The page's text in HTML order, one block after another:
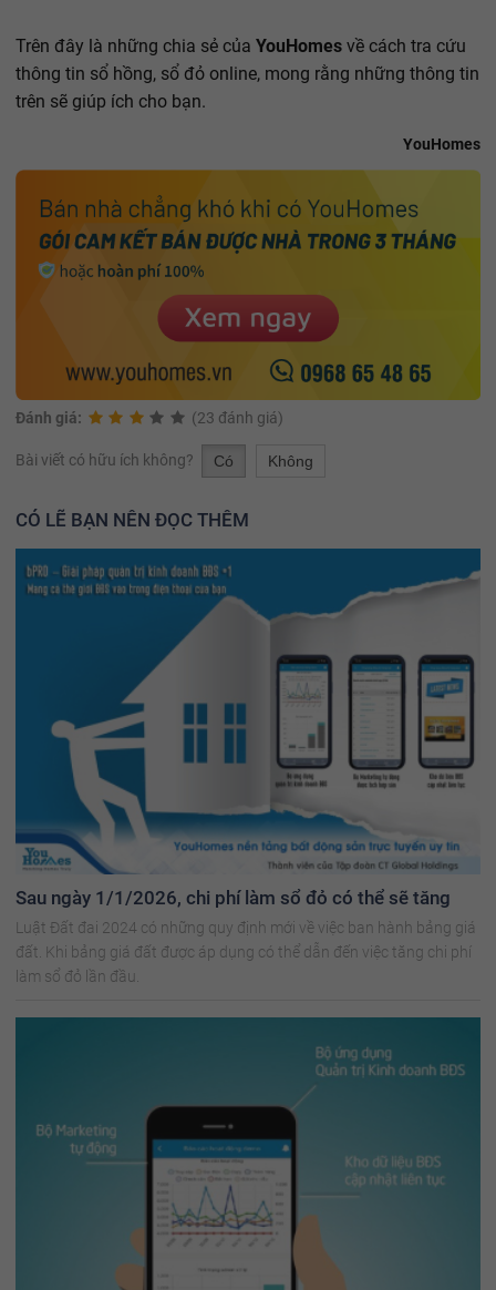
Trên đây là những chia sẻ của YouHomes về cách tra cứu
thông tin sổ hồng, sổ đỏ online, mong rằng những thông tin
trên sẽ giúp ích cho bạn.
YouHomes
Đánh giá: (23 đánh giá)
Bài viết có hữu ích không? Có Không
CÓ LẼ BẠN NÊN ĐỌC THÊM
Sau ngày 1/1/2026, chi phí làm sổ đỏ có thể sẽ tăng
Luật Đất đai 2024 có những quy định mới về việc ban hành bảng giá
đất. Khi bảng giá đất được áp dụng có thể dẫn đến việc tăng chi phí
làm sổ đỏ lần đầu.